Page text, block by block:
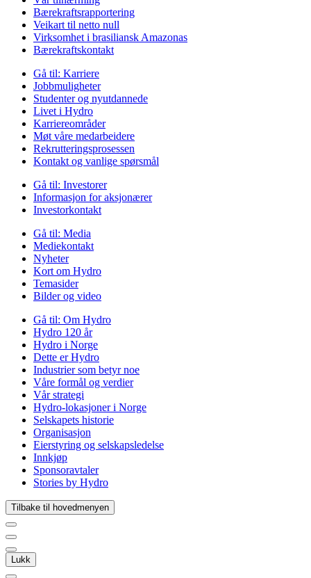
Bærekraftsrapportering
Veikart til netto null
Virksomhet i brasiliansk Amazonas
Bærekraftskontakt
Gå til: Karriere
Jobbmuligheter
Studenter og nyutdannede
Livet i Hydro
Karriereområder
Møt våre medarbeidere
Rekrutteringsprosessen
Kontakt og vanlige spørsmål
Gå til: Investorer
Informasjon for aksjonærer
Investorkontakt
Gå til: Media
Mediekontakt
Nyheter
Kort om Hydro
Temasider
Bilder og video
Gå til: Om Hydro
Hydro 120 år
Hydro i Norge
Dette er Hydro
Industrier som betyr noe
Våre formål og verdier
Vår strategi
Hydro-lokasjoner i Norge
Selskapets historie
Organisasjon
Eierstyring og selskapsledelse
Innkjøp
Sponsoravtaler
Stories by Hydro
Tilbake til hovedmenyen
Lukk